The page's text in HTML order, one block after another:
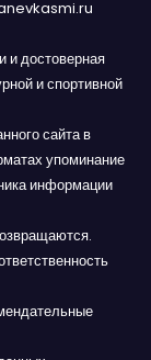
и достоверная
и спортивной
сайта в
упоминание
информации